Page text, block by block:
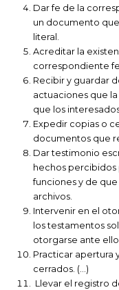
Dar fe de la
un documento
literal.
Acreditar la
correspondiente
Recibir y guardar
actuaciones que
que los
Expedir copias o
documentos que
Dar testimonio
hechos
funciones y de
archivos.
Intervenir en el
los testamentos
otorgarse ante
Practicar apertura
cerrados. (…)
Llevar el registro